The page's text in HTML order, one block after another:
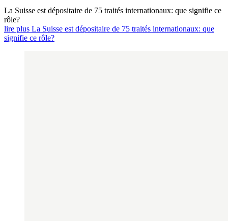
La Suisse est dépositaire de 75 traités internationaux: que signifie ce
rôle?
lire plus La Suisse est dépositaire de 75 traités internationaux: que
signifie ce rôle?